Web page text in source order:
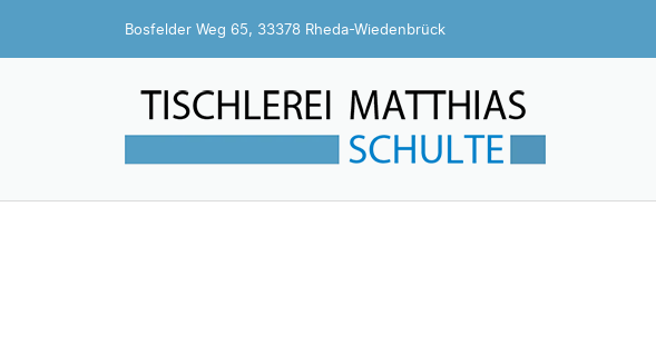
Bosfelder Weg 65, 33378 Rheda-Wiedenbrück